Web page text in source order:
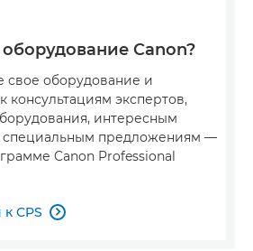
оборудование Canon?
свое оборудование и
консультациям экспертов,
интересным
предложениям —
Canon Professional
CPS 